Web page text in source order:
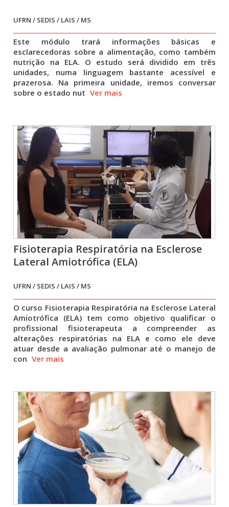
UFRN / SEDIS / LAIS / MS
Este módulo trará informações básicas e
esclarecedoras sobre a alimentação, como também
nutrição na ELA. O estudo será dividido em três
unidades, numa linguagem bastante acessível e
prazerosa. Na primeira unidade, iremos conversar
sobre o estado nut Ver mais
Fisioterapia Respiratória na Esclerose
Lateral Amiotrófica (ELA)
UFRN / SEDIS / LAIS / MS
O curso Fisioterapia Respiratória na Esclerose Lateral
Amiotrófica (ELA) tem como objetivo qualificar o
profissional fisioterapeuta a compreender as
alterações respiratórias na ELA e como ele deve
atuar desde a avaliação pulmonar até o manejo de
con Ver mais